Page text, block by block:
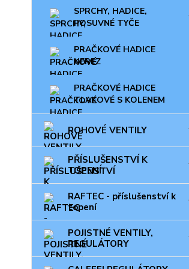
SPRCHY, HADICE,
POSUVNÉ TYČE
PRAČKOVÉ HADICE
NEREZ
PRAČKOVÉ HADICE
TLAKOVÉ S KOLENEM
ROHOVÉ VENTILY
PŘÍSLUŠENSTVÍ K
TOPENÍ
RAFTEC - příslušenství k
topení
POJISTNÉ VENTILY,
REGULÁTORY